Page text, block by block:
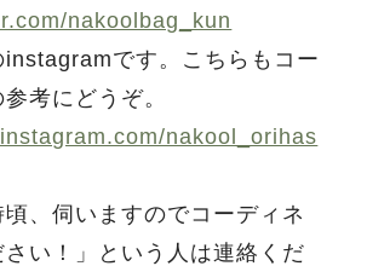
nakoolbag_kun
です。こちらもコー
考にどうぞ。
nakool_orihas
頃、伺いますのでコーディネ
い！」という人は連絡くだ